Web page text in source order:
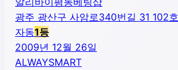
광주 광산구 사암로340번길 31 102호
자동1등
2009년 12월 26일
ALWAYSMART